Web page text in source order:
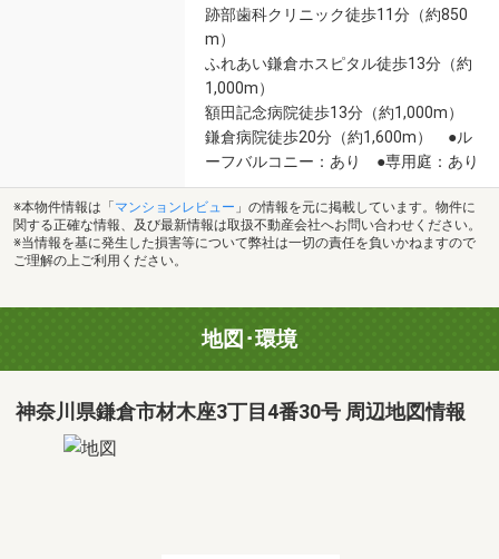
跡部歯科クリニック徒歩11分（約850
m）
ふれあい鎌倉ホスピタル徒歩13分（約
1,000m）
額田記念病院徒歩13分（約1,000m）
鎌倉病院徒歩20分（約1,600m） ●ル
ーフバルコニー：あり ●専用庭：あり
※本物件情報は「 マンションレビュー 」の情報を元に掲載しています。物件に
関する正確な情報、及び最新情報は取扱不動産会社へお問い合わせください。
※当情報を基に発生した損害等について弊社は一切の責任を負いかねますので
ご理解の上ご利用ください。
地図･環境
神奈川県鎌倉市材木座3丁目4番30号 周辺地図情報